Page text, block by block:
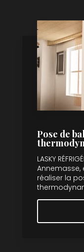
Pose de
LASKY
Annemasse,
réaliser la